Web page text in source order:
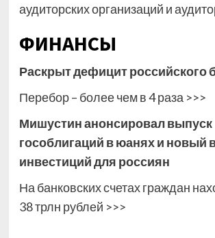
аудиторских организаций и
ФИНАНСЫ
Раскрыт дефицит российского
Перебор – более чем в 4 раза >>>
Мишустин анонсировал выпуск
гособлигаций в юанях и новый
инвестиций для россиян
На банковских счетах граждан
38 трлн рублей >>>